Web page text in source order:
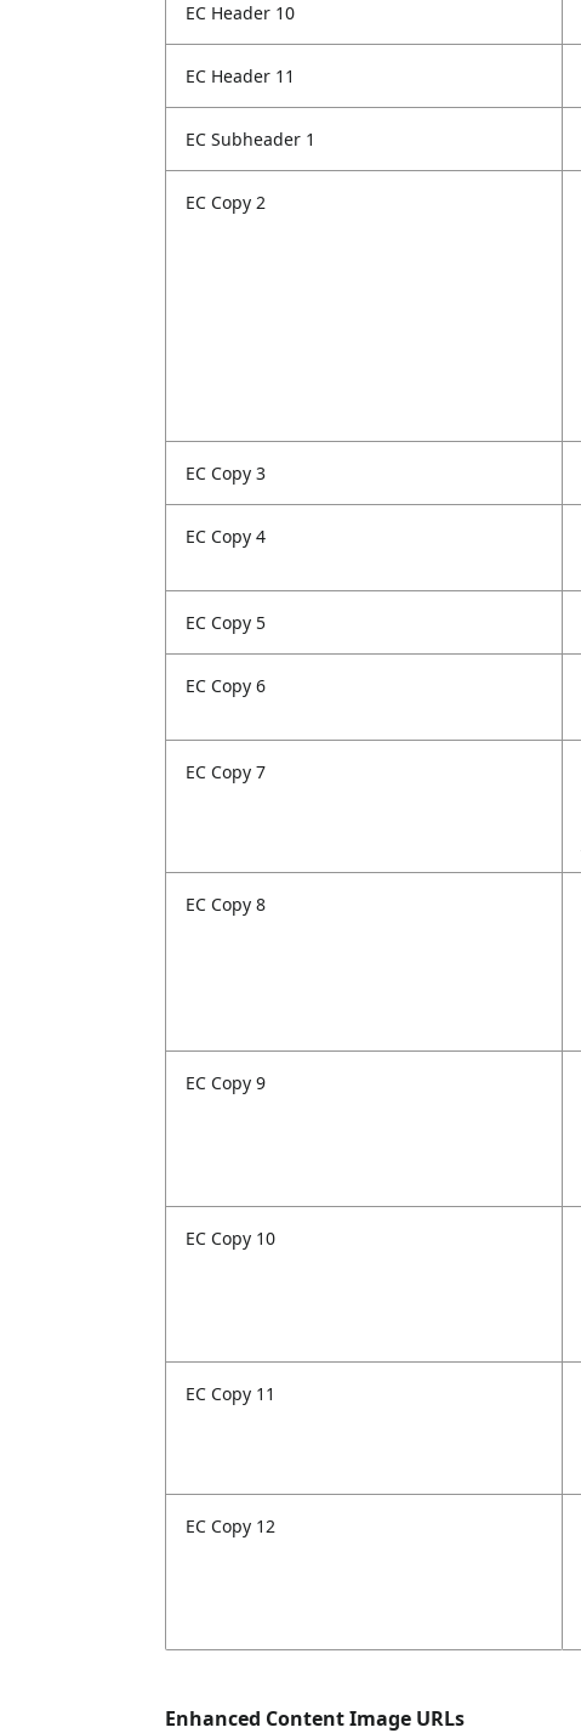
EC Header 10
EC Header 11
EC Subheader 1
EC Copy 2
EC Copy 3
EC Copy 4
EC Copy 5
EC Copy 6
EC Copy 7
EC Copy 8
EC Copy 9
EC Copy 10
EC Copy 11
EC Copy 12
Enhanced Content Image URLs